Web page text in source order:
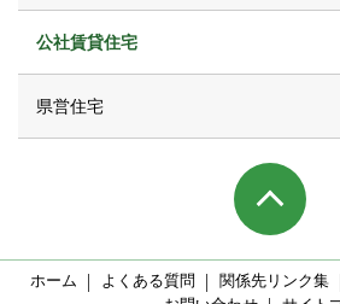
公社賃貸住宅
県営住宅
ホーム よくある質問 関係先リンク集